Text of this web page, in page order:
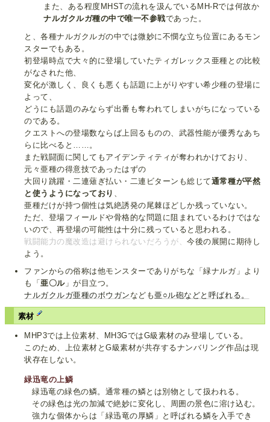
また、ある程度MHSTの流れを汲んでいるMH-Rでは何故か
ナルガクルガ種の中で唯一不参戦であった。
と、各種ナルガクルガの中では微妙に不憫な立ち位置にあるモン
スターでもある。
初登場時点で大々的に登場していたティガレックス亜種との比較
がなされた他、
変化が激しく、良くも悪くも話題に上がりやすい希少種の登場に
よって、
どうにも話題のみならず出番も奪われてしまいがちになっている
のである。
クエストへの登場数ならば上回るものの、武器性能が優秀なあち
らに比べると……。
また戦闘面に関してもアイデンティティが奪われかけており、
元々亜種の得意技であったはずの
大回り跳躍・二連薙ぎ払い・二連ビターンも総じて通常種が平然
と使うようになっており
亜種だけが持つ個性は気絶誘発の尾棘ほどしか残っていない。
ただ、登場フィールドや骨格的な問題に阻まれているわけではな
いので、再登場の可能性は十分に残っていると思われる。
戦闘能力の魔改造は避けられないだろうが、今後の展開に期待し
よう。
ファンからの俗称は他モンスターでありがちな「緑ナルガ」より
も「亜〇ル」が目立つ。
ナルガクルガ亜種のボウガン なども 亜○ル砲などと呼ばれる。
素材
MHP3では上位素材、MH3GではG級素材のみ登場している。
このため、上位素材とG級素材が共存するナンバリング作品は現
状存在しない。
緑迅竜の上鱗
緑迅竜の緑色の鱗。通常種の鱗とは別物として扱われる。
その緑色は光の加減で絶妙に変化し、周囲の景色に溶け込む。
強力な個体からは「緑迅竜の厚鱗」と呼ばれる鱗を入手でき